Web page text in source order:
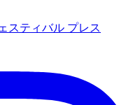
スティバル プレス